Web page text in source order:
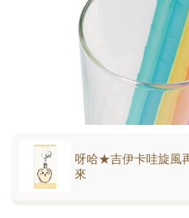
呀哈★吉伊卡哇旋風
來